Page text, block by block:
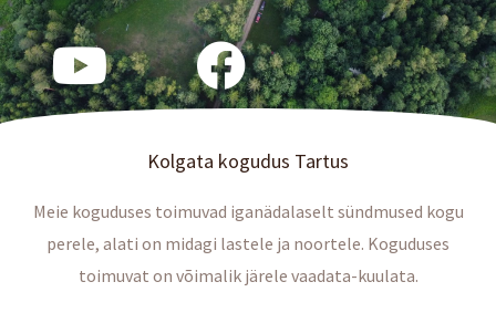
Kolgata kogudus Tartus
Meie koguduses toimuvad iganädalaselt sündmused kogu
perele, alati on midagi lastele ja noortele. Koguduses
toimuvat on võimalik järele vaadata-kuulata.